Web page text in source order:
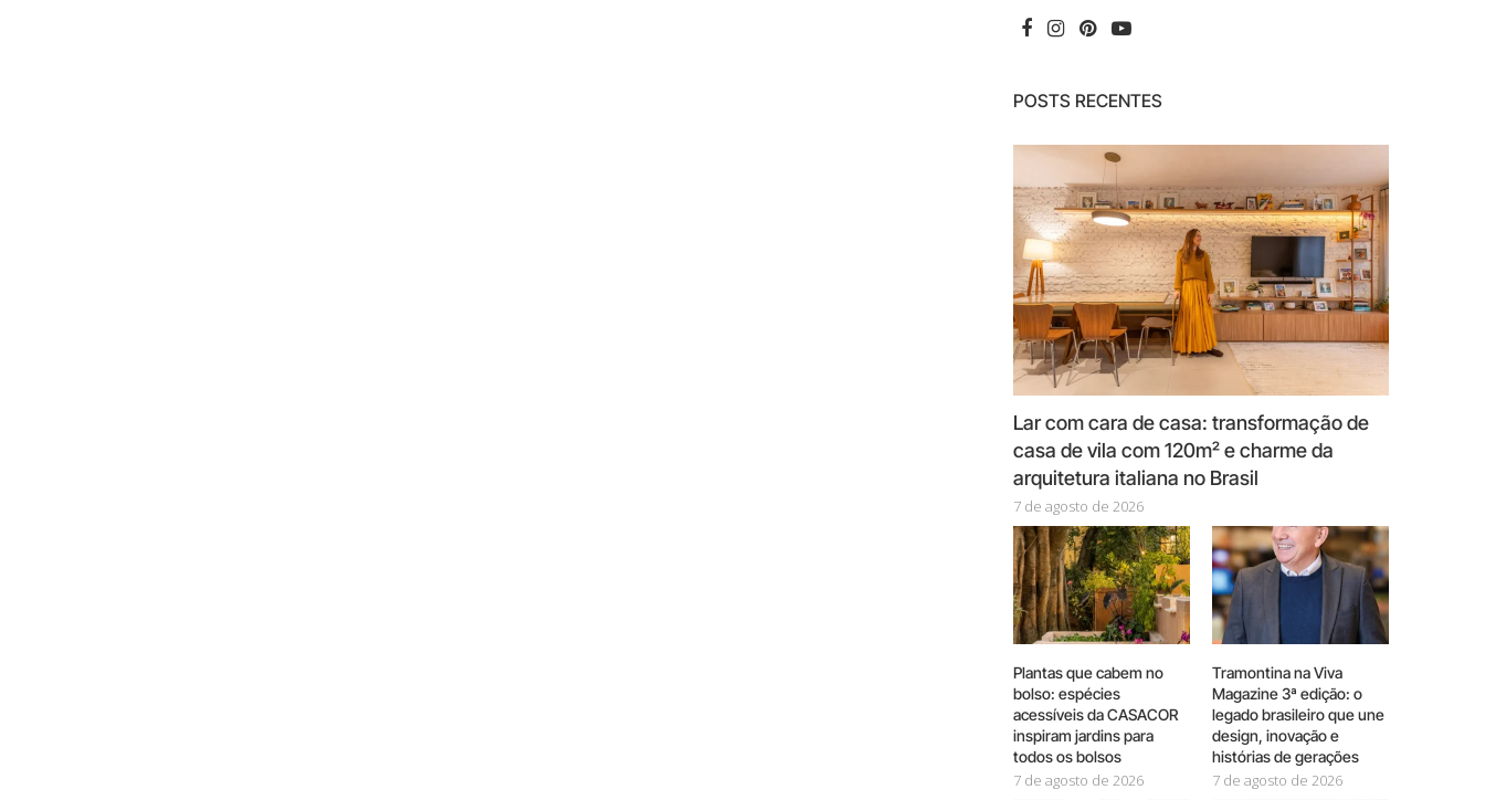
POSTS RECENTES
Lar com cara de casa: transformação de
casa de vila com 120m² e charme da
arquitetura italiana no Brasil
7 de agosto de 2026
Plantas que cabem no
bolso: espécies
acessíveis da CASACOR
inspiram jardins para
todos os bolsos
7 de agosto de 2026
Tramontina na Viva
Magazine 3ª edição: o
legado brasileiro que une
design, inovação e
histórias de gerações
7 de agosto de 2026